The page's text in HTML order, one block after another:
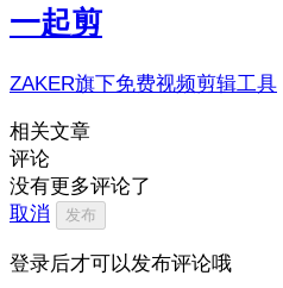
一起剪
ZAKER旗下免费视频剪辑工具
相关文章
评论
没有更多评论了
取消
发布
登录后才可以发布评论哦